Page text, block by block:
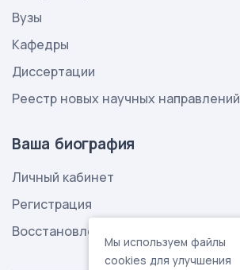
Вузы
Кафедры
Диссертации
Реестр новых научных направлений
Ваша биография
Личный кабинет
Регистрация
Восстановление пароля
Мы используем файлы
cookies для улучшения